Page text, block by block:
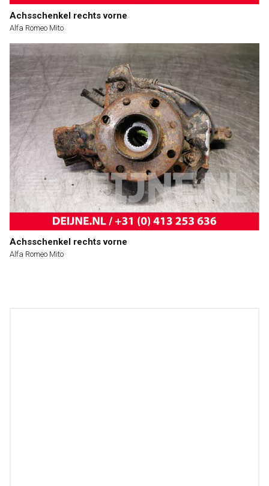
Achsschenkel rechts vorne
Alfa Romeo Mito
Achsschenkel rechts vorne
Alfa Romeo Mito